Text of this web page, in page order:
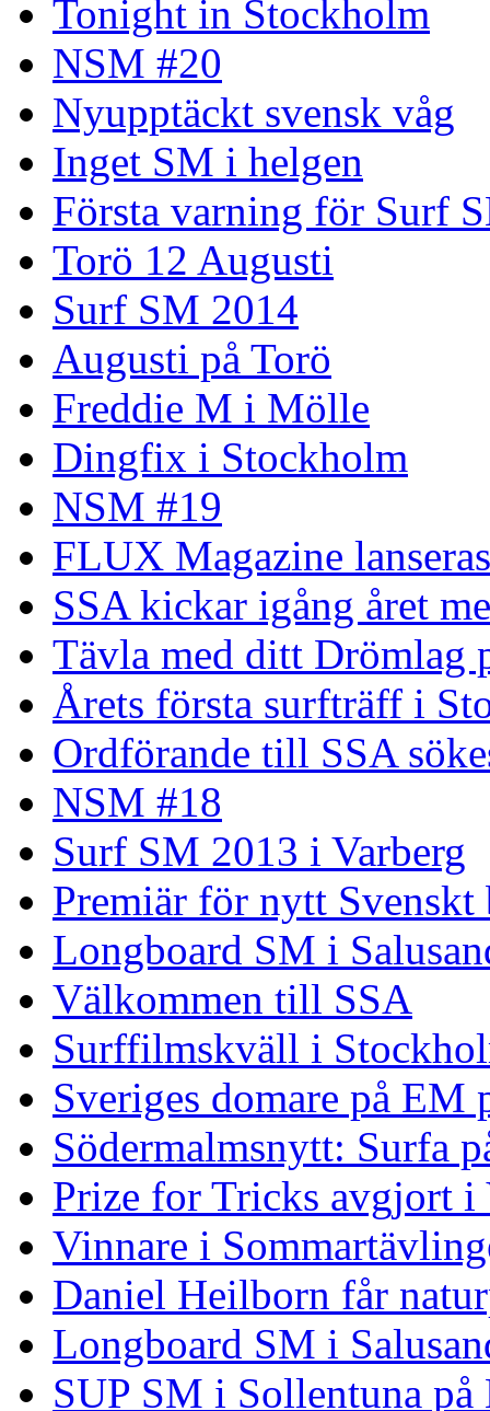
Tonight in Stockholm
NSM #20
Nyupptäckt svensk våg
Inget SM i helgen
Första varning för Surf
Torö 12 Augusti
Surf SM 2014
Augusti på Torö
Freddie M i Mölle
Dingfix i Stockholm
NSM #19
FLUX Magazine lanseras
SSA kickar igång året
Tävla med ditt Drömlag
Årets första surfträff i
Ordförande till SSA
NSM #18
Surf SM 2013 i Varberg
Premiär för nytt Svenskt
Longboard SM i
Välkommen till SSA
Surffilmskväll i
Sveriges domare på EM
Södermalmsnytt: Surfa
Prize for Tricks avgjort i
Vinnare i
Daniel Heilborn får
Longboard SM i
SUP SM i Sollentuna på